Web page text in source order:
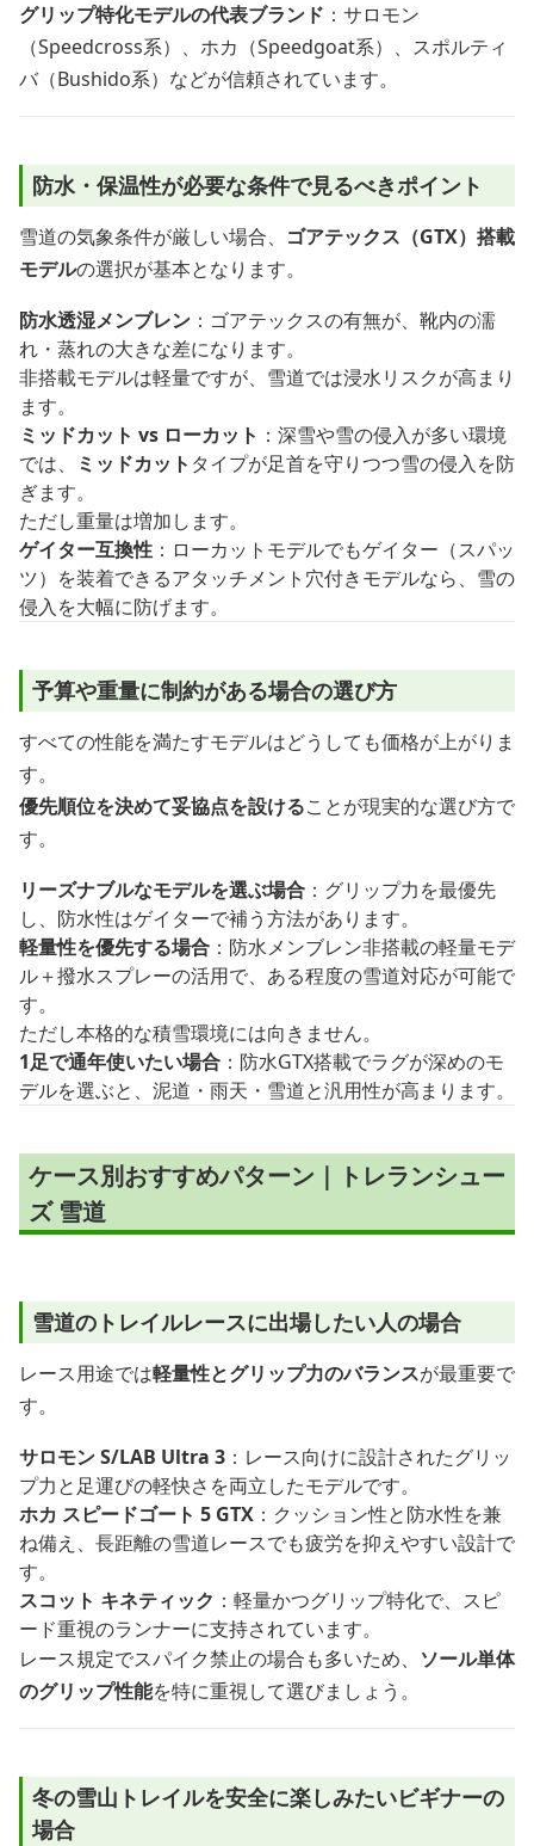
グリップ特化モデルの代表ブランド ：サロモン
（Speedcross系）、ホカ（Speedgoat系）、スポルティ
バ（Bushido系）などが信頼されています。
防水・保温性が必要な条件で見るべきポイント
雪道の気象条件が厳しい場合、 ゴアテックス（GTX）搭載
モデルの選択が基本となります。
防水透湿メンブレン ：ゴアテックスの有無が、靴内の濡
れ・蒸れの大きな差になります。
非搭載モデルは軽量ですが、雪道では浸水リスクが高まり
ます。
ミッドカット vs ローカット ：深雪や雪の侵入が多い環境
では、
ミッドカット タイプが足首を守りつつ雪の侵入を防
ぎます。
ただし重量は増加します。
ゲイター互換性 ：ローカットモデルでもゲイター（スパッ
ツ）を装着できるアタッチメント穴付きモデルなら、雪の
侵入を大幅に防げます。
予算や重量に制約がある場合の選び方
すべての性能を満たすモデルはどうしても価格が上がりま
す。
優先順位を決めて妥協点を設けることが現実的な選び方で
す。
リーズナブルなモデルを選ぶ場合 ：グリップ力を最優先
し、防水性はゲイターで補う方法があります。
軽量性を優先する場合 ：防水メンブレン非搭載の軽量モデ
ル＋撥水スプレーの活用で、ある程度の雪道対応が可能で
す。
ただし本格的な積雪環境には向きません。
1足で通年使いたい場合 ：防水GTX搭載でラグが深めのモ
デルを選ぶと、泥道・雨天・雪道と汎用性が高まります。
ケース別おすすめパターン｜トレランシュー
ズ 雪道
雪道のトレイルレースに出場したい人の場合
レース用途では軽量性とグリップ力のバランスが最重要で
す。
サロモン S/LAB Ultra 3 ：レース向けに設計されたグリッ
プ力と足運びの軽快さを両立したモデルです。
ホカ スピードゴート 5 GTX ：クッション性と防水性を兼
ね備え、長距離の雪道レースでも疲労を抑えやすい設計で
す。
スコット キネティック ：軽量かつグリップ特化で、スピ
ード重視のランナーに支持されています。
レース規定でスパイク禁止の場合も多いため、 ソール単体
のグリップ性能を特に重視して選びましょう。
冬の雪山トレイルを安全に楽しみたいビギナーの
場合